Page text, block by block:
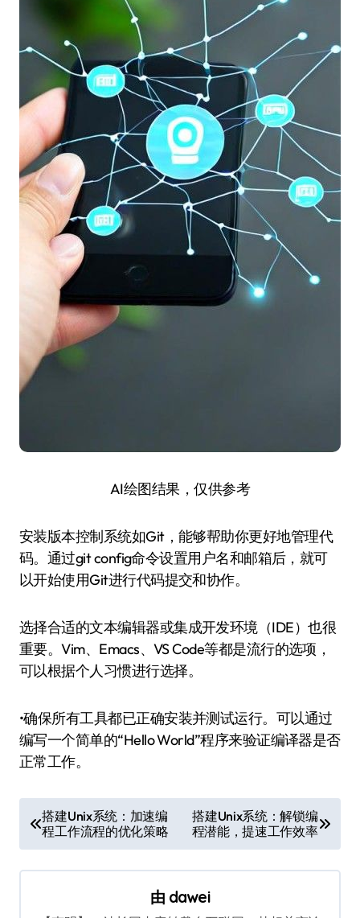
AI绘图结果，仅供参考
安装版本控制系统如Git，能够帮助你更好地管理代
码。通过git config命令设置用户名和邮箱后，就可
以开始使用Git进行代码提交和协作。
选择合适的文本编辑器或集成开发环境（IDE）也很
重要。Vim、Emacs、VS Code等都是流行的选项，
可以根据个人习惯进行选择。
•确保所有工具都已正确安装并测试运行。可以通过
编写一个简单的“Hello World”程序来验证编译器是否
正常工作。
章
导
搭建Unix系统：加速编
程工作流程的优化策略
搭建Unix系统：解锁编
程潜能，提速工作效率
由 dawei